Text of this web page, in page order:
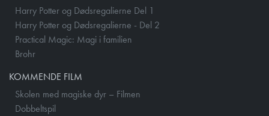
Harry Potter og Dødsregalierne Del 1
Harry Potter og Dødsregalierne - Del 2
Practical Magic: Magi i familien
Brohr
KOMMENDE FILM
Skolen med magiske dyr – Filmen
Dobbeltspil